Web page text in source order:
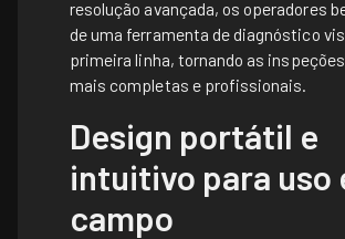
resolução avançada, os operadores
de uma ferramenta de diagnóstico
primeira linha, tornando as
mais completas e profissionais.
Design portátil e
intuitivo para uso
campo